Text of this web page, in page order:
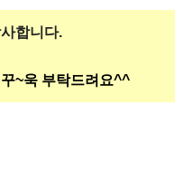
합니다.
~욱 부탁드려요^^